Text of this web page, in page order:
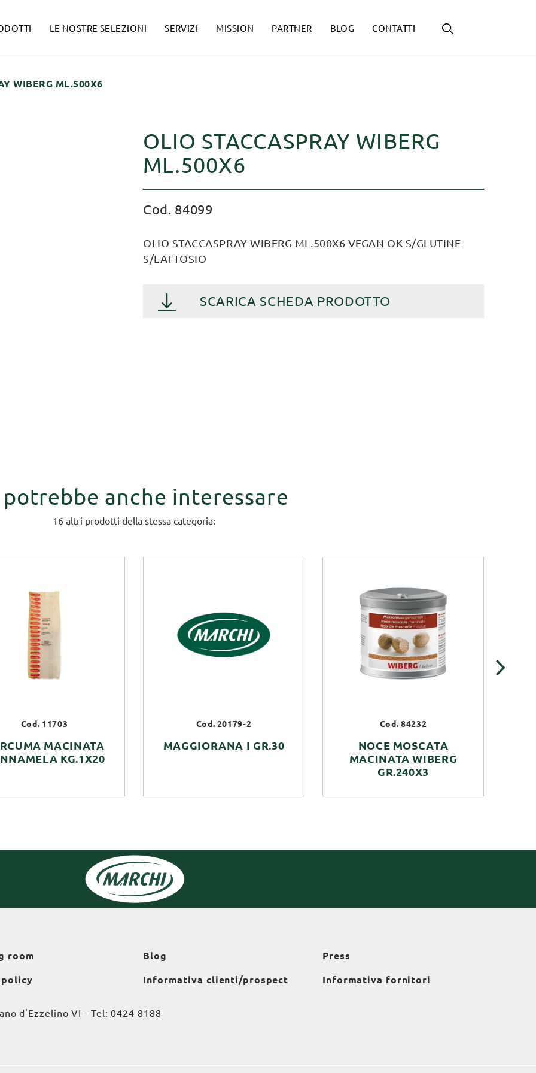
LE NOSTRE SELEZIONI SERVIZI MISSION PARTNER BLOG CONTATTI
WIBERG ML.500X6
OLIO STACCASPRAY WIBERG
ML.500X6
Cod. 84099
OLIO STACCASPRAY WIBERG ML.500X6 VEGAN OK S/GLUTINE
S/LATTOSIO
SCARICA SCHEDA PRODOTTO
potrebbe anche interessare
16 altri prodotti della stessa categoria:
Cod. 11703
MACINATA
KG.1X20
Cod. 20179-2
MAGGIORANA I GR.30
Cod. 84232
NOCE MOSCATA
MACINATA WIBERG
GR.240X3
room
policy
Blog
Informativa clienti/prospect
Press
Informativa fornitori
d'Ezzelino VI - Tel:0424 8188